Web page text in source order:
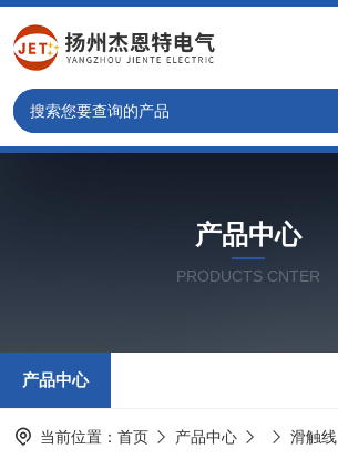
产品中心
PRODUCTS CNTER
产品中心
当前位置： 首页 产品中心 滑触线